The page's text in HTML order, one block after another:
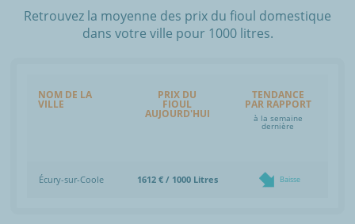
Retrouvez la moyenne des prix du fioul domestique
dans votre ville pour 1000 litres.
NOM DE LA
VILLE
PRIX DU
FIOUL
AUJOURD'HUI
TENDANCE
PAR RAPPORT
à la semaine
dernière
Écury-sur-Coole 1612 € / 1000 Litres Baisse